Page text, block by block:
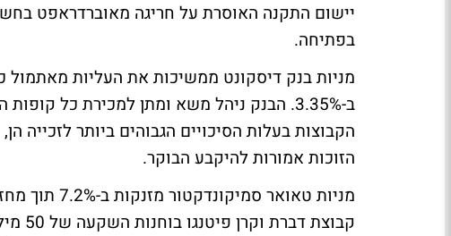
יישום התקנה האוסרת על חריגה מאוברדראפט
בפתיחה.
ב-3.35%. הבנק ניהל משא ומתן למכירת כל
הקבוצות בעלות הסיכויים הגבוהים ביותר לזכייה
הזוכות אמורות להיקבע הבוקר.